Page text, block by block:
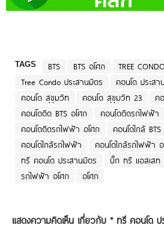
TAGS BTS BTS อโศก
TREE
Tree Condo ประสานมิตร
คอนโด ประสา
คอนโด สุขุมวิท
คอนโด สุขุมวิท 23
ค
คอนโดติด BTS อโศก
คอนโดติดรถไฟฟ้า
คอนโดติดรถไฟฟ้า อโศก
คอนโดใกล้ BTS
คอนโดใกล้รถไฟฟ้า
คอนโดใกล้รถไฟฟ้า
ทรี คอนโด ประสานมิตร
บิ๊ก ทรี แอสเสท
รถไฟฟ้า อโศก
อโศก
แสดงความคิดเห็น เกี่ยวกับ " ทรี คอนโด ป